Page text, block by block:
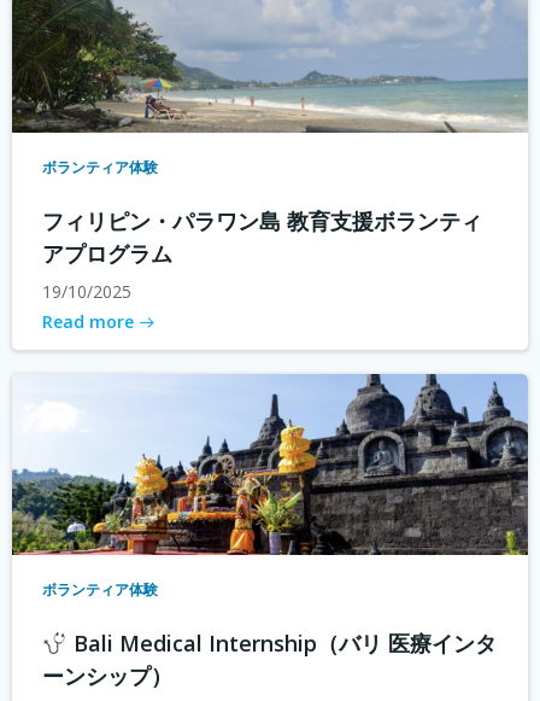
ボランティア体験
フィリピン・パラワン島 教育支援ボランティ
アプログラム
19/10/2025
Read more
ボランティア体験
Bali Medical Internship（バリ 医療インタ
ーンシップ）